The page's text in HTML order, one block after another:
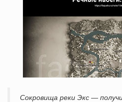
Сокровища реки Экс —